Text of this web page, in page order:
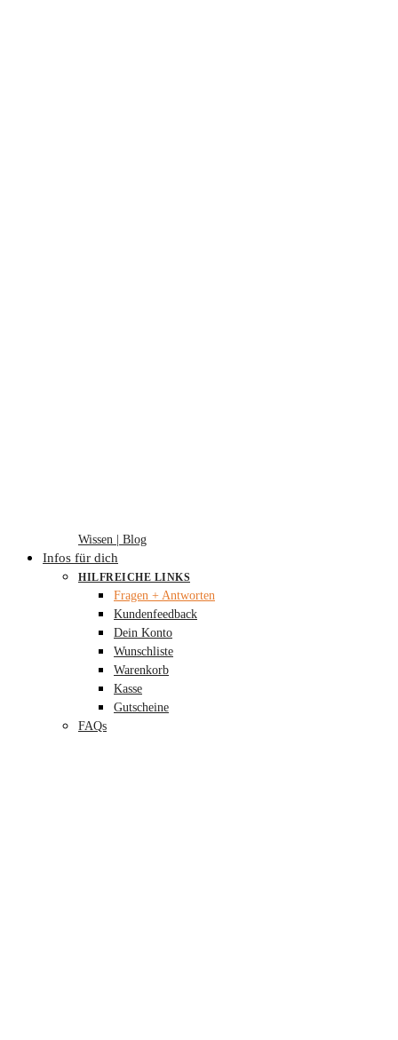
Wissen | Blog
Infos für dich
HILFREICHE LINKS
Fragen + Antworten
Kundenfeedback
Dein Konto
Wunschliste
Warenkorb
Kasse
Gutscheine
FAQs